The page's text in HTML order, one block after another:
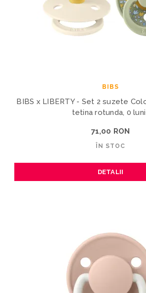
BIBS
BIBS x LIBERTY - Set 2 suzete
tetina rotunda, 0
71,00 RON
ÎN STOC
DETALII